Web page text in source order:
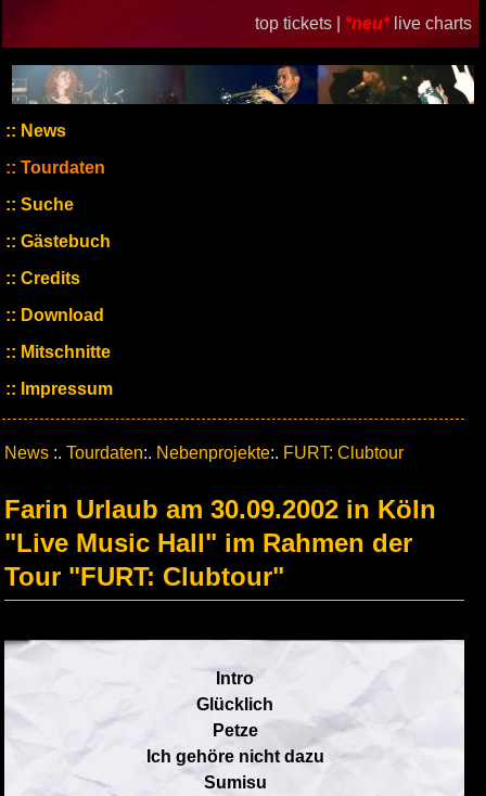
top tickets | *neu* live charts
News
Tourdaten
Suche
Gästebuch
Credits
Download
Mitschnitte
Impressum
News :. Tourdaten:. Nebenprojekte:. FURT: Clubtour
Farin Urlaub am 30.09.2002 in Köln
"Live Music Hall" im Rahmen der
Tour "FURT: Clubtour"
Intro
Glücklich
Petze
Ich gehöre nicht dazu
Sumisu